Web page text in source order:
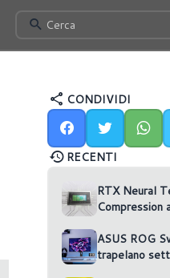
Cerca
CONDIVIDI
RECENTI
RTX Neural
Compression
ASUS ROG
trapelano